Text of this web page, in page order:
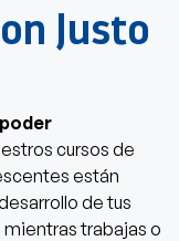
Justo
cursos de
están
de tus
trabajas o